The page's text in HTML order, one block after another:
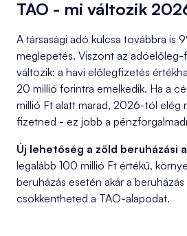
TAO - mi változik
A társasági adó kulcsa továbbra is
meglepetés. Viszont az adóelőleg-
változik: a havi előlegfizetés
20 millió forintra emelkedik. Ha a
millió Ft alatt marad, 2026-tól elég
fizetned - ez jobb a
Új lehetőség a zöld beruházási
legalább 100 millió Ft értékű,
beruházás esetén akár a
csökkentheted a TAO-alapodat.